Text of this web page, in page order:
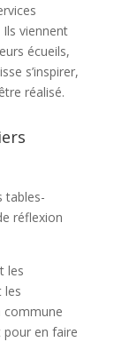
Ils viennent
écueils,
s’inspirer,
réalisé.
tables-
réflexion
les
les
commune
pour en faire